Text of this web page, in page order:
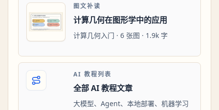
图文补读
计算几何在图形学中的应用
计算几何入门 · 6 张图 · 1.9k 字
AI 教程列表
全部 AI 教程文章
大模型、Agent、本地部署、机器学习